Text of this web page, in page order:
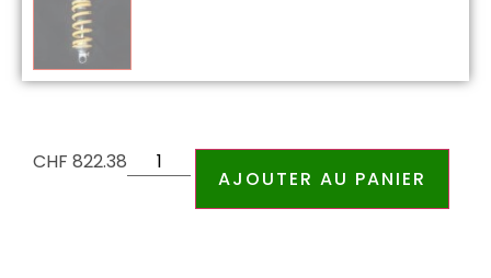
CHF 822.38
AJOUTER AU PANIER